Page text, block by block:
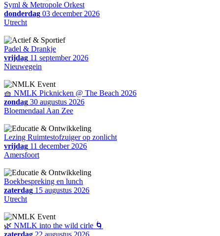
Syml & Metropole Orkest
donderdag 03 december 2026
Utrecht
Padel & Drankje
vrijdag 11 september 2026
Nieuwegein
🧺 NMLK Picknicken @ The Beach 2026
zondag 30 augustus 2026
Bloemendaal Aan Zee
Lezing Ruimtestofzuiger op zonlicht
vrijdag 11 december 2026
Amersfoort
Boekbespreking en lunch
zaterdag 15 augustus 2026
Utrecht
🌿 NMLK into the wild cirle 🌀